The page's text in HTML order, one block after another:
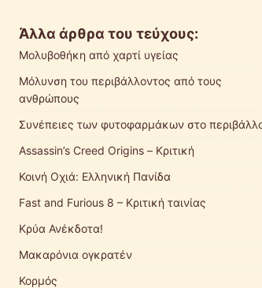
Άλλα άρθρα του τεύχους:
Μολυβοθήκη από χαρτί υγείας
Μόλυνση του περιβάλλοντος από τους
ανθρώπους
Συνέπειες των φυτοφαρμάκων στο
Assassin’s Creed Origins – Κριτική
Κοινή Οχιά: Ελληνική Πανίδα
Fast and Furious 8 – Κριτική ταινίας
Κρύα Ανέκδοτα!
Μακαρόνια ογκρατέν
Κορμός